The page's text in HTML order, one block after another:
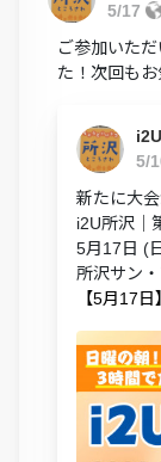
5/17
ご参加いた
た！次回も
5/
新たに大
i2U所沢｜
5月17日 (
所沢サン
【5月17